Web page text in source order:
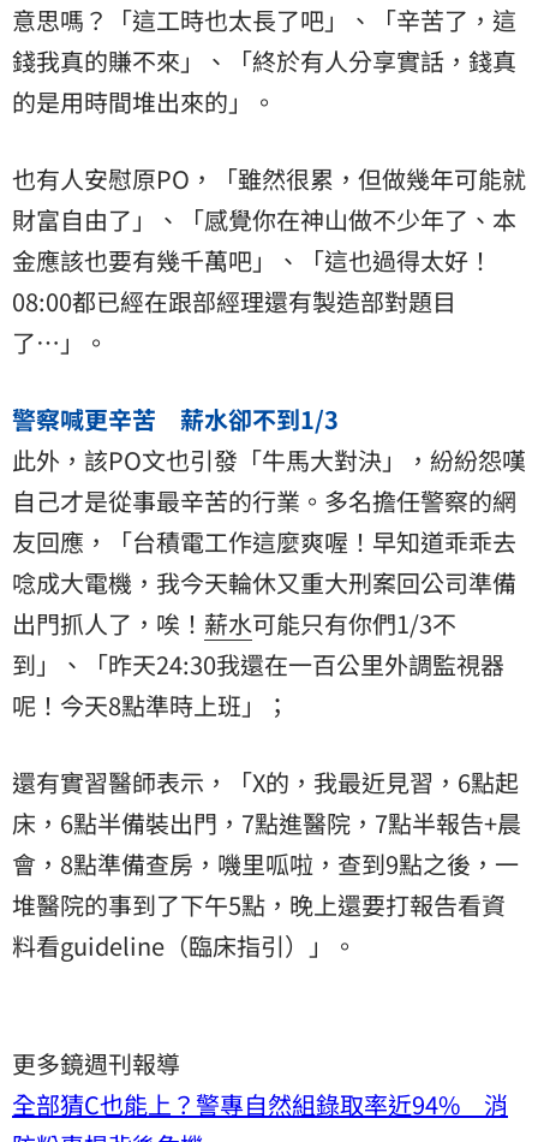
意思嗎？「這工時也太長了吧」、「辛苦了，這
錢我真的賺不來」、「終於有人分享實話，錢真
的是用時間堆出來的」。
也有人安慰原PO，「雖然很累，但做幾年可能就
財富自由了」、「感覺你在神山做不少年了、本
金應該也要有幾千萬吧」、「這也過得太好！
08:00都已經在跟部經理還有製造部對題目
了…」。
警察喊更辛苦 薪水卻不到1/3
此外，該PO文也引發「牛馬大對決」，紛紛怨嘆
自己才是從事最辛苦的行業。多名擔任警察的網
友回應，「台積電工作這麼爽喔！早知道乖乖去
唸成大電機，我今天輪休又重大刑案回公司準備
出門抓人了，唉！ 薪水可能只有你們1/3不
到」、「昨天24:30我還在一百公里外調監視器
呢！今天8點準時上班」；
還有實習醫師表示，「X的，我最近見習，6點起
床，6點半備裝出門，7點進醫院，7點半報告+晨
會，8點準備查房，嘰里呱啦，查到9點之後，一
堆醫院的事到了下午5點，晚上還要打報告看資
料看guideline（臨床指引）」。
更多鏡週刊報導
全部猜C也能上？警專自然組錄取率近94% 消